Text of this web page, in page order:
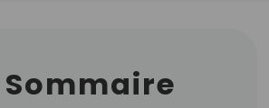
Sommaire